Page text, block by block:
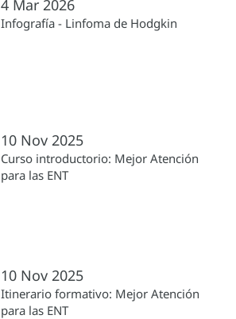
4 Mar 2026
Infografía - Linfoma de Hodgkin
10 Nov 2025
Curso introductorio: Mejor Atención
para las ENT
10 Nov 2025
Itinerario formativo: Mejor Atención
para las ENT